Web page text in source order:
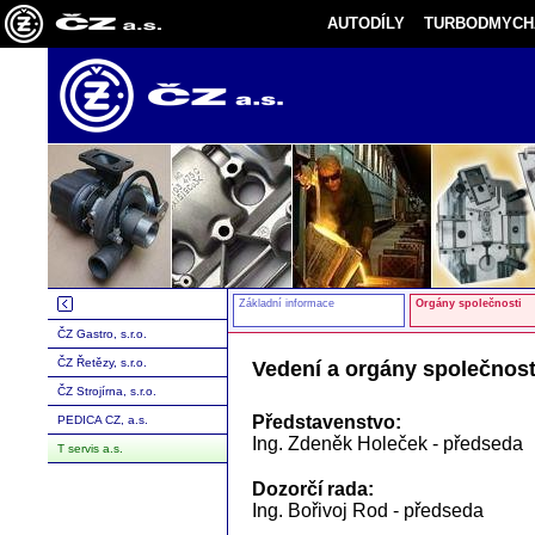
AUTODÍLY
ČZ Gastro, s.r.o.
ČZ Řetězy, s.r.o.
ČZ Strojírna, s.r.o.
PEDICA CZ, a.s.
T servis a.s.
Základní informace Orgány společnosti
Vedení a orgány
Představenstvo:
Ing. Zdeněk Holeček - předseda
Dozorčí rada:
Ing. Bořivoj Rod - předseda